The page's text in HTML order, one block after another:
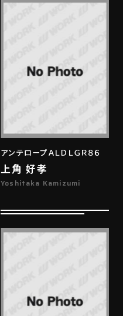
アンテロープＡＬＤＬＧＲ８６
上角 好孝
Yoshitaka Kamizumi